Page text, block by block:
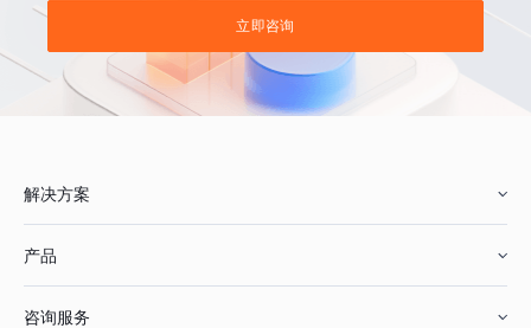
立即咨询
解决方案
产品
咨询服务